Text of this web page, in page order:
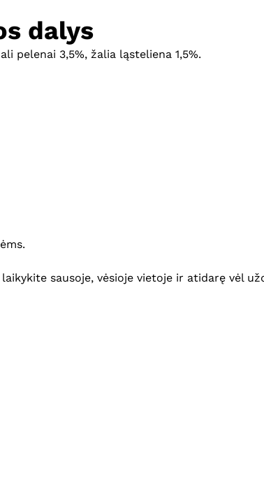
dalys
pelenai 3,5%, žalia ląsteliena 1,5%.
sausoje, vėsioje vietoje ir atidarę vėl